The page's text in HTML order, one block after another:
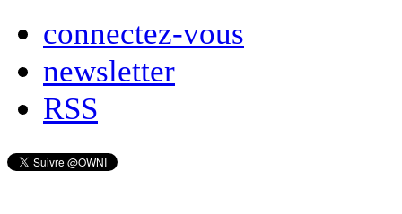
connectez-vous
newsletter
RSS